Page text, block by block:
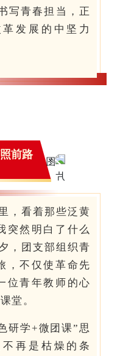
写青春担当，正
发展的中坚力
前路
，看着那些泛黄
突然明白了什么
，团支部组织青
，不仅使革命先
位青年教师的心
堂。
研学+微团课”思
再是枯燥的条